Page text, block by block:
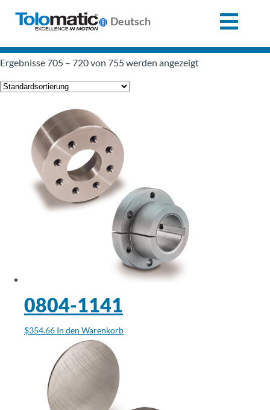
Deutsch
Ergebnisse 705 – 720 von 755 werden angezeigt
0804-1141
$354.66 In den Warenkorb
Search
Produkte
Unterstützung
Infozentrum
zu einem
Ingenieur
Kontakt